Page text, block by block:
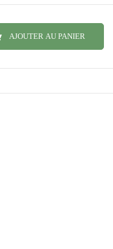
AJOUTER AU PANIER